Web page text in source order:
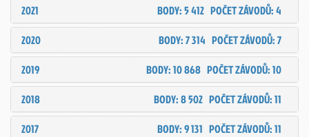
2021
POČET ZÁVODŮ: 4
BODY: 5 412
2020
POČET ZÁVODŮ: 7
BODY: 7 314
2019
POČET ZÁVODŮ: 10
BODY: 10 868
2018
POČET ZÁVODŮ: 11
BODY: 8 502
2017
POČET ZÁVODŮ: 11
BODY: 9 131